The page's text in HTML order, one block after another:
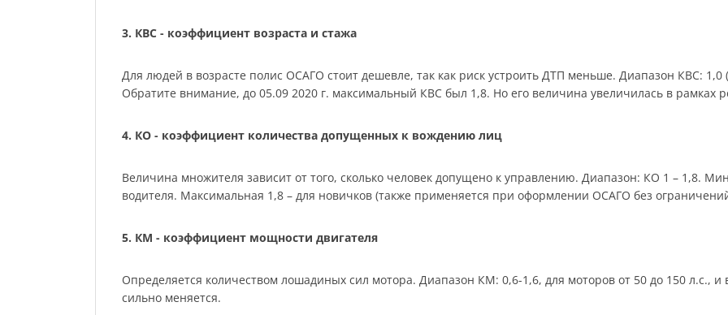
3. КВС - коэффициент возраста и стажа
Для людей в возрасте полис ОСАГО стоит дешевле, так как риск устроить ДТП меньше. Диапазон КВС: 1,0
Обратите внимание, до 05.09 2020 г. максимальный КВС был 1,8. Но его величина увеличилась в рамках
4. КО - коэффициент количества допущенных к вождению лиц
Величина множителя зависит от того, сколько человек допущено к управлению. Диапазон: КО 1 – 1,8.
водителя. Максимальная 1,8 – для новичков (также применяется при оформлении ОСАГО без
5. КМ - коэффициент мощности двигателя
Определяется количеством лошадиных сил мотора. Диапазон КМ: 0,6-1,6, для моторов от 50 до 150 л.с.,
сильно меняется.